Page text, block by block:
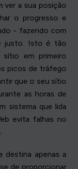
ver a sua posição
o progresso e
- fazendo com
justo. Isto é tão
em primeiro
picos de tráfego
que o seu sítio
as horas de
sistema que lida
evita falhas no
destina apenas a
de proporcionar